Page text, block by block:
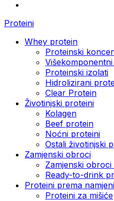
Proteini
Whey protein
Proteinski
Proteinski izolati
Hidrolizirani
Clear Protein
Životinjski proteini
Kolagen
Beef protein
Noćni proteini
Ostali životinjski
Zamjenski obroci
Zamjenski
Ready-to-drink
Proteini prema namjeni
Proteini za mišiće